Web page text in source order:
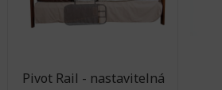
Pivot Rail - nastavitelná